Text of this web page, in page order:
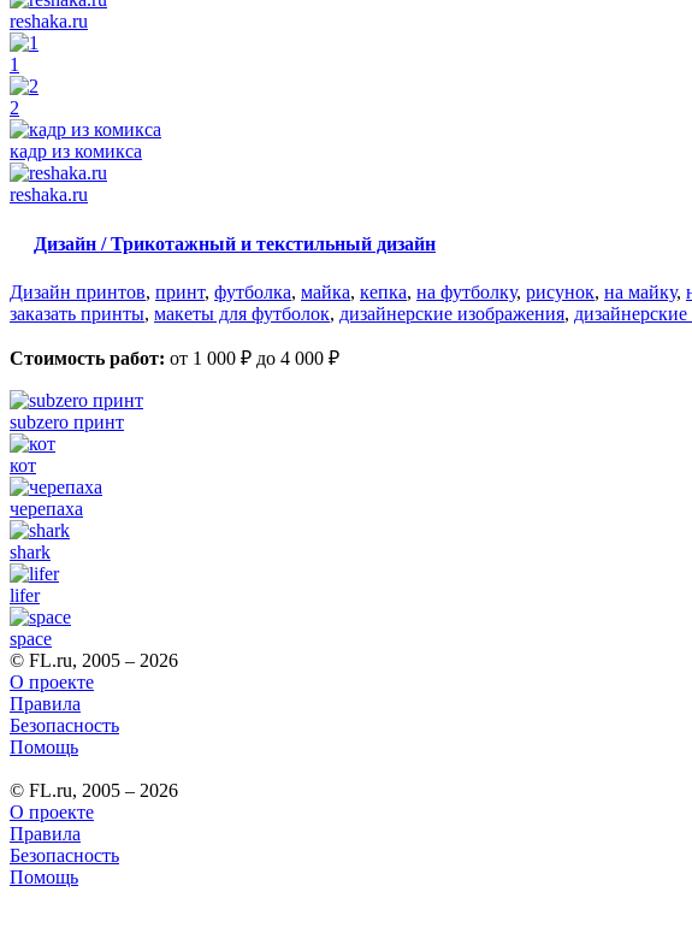
reshaka.ru
1
2
кадр из комикса
reshaka.ru
Дизайн / Трикотажный и текстильный дизайн
Дизайн принтов, принт, футболка, майка, кепка, на футболку, рисунок, на майку,
заказать принты, макеты для футболок, дизайнерские изображения,
Стоимость работ: от 1 000 ₽ до 4 000 ₽
subzero принт
кот
черепаха
shark
lifer
space
© FL.ru, 2005 – 2026
О проекте
Правила
Безопасность
Помощь
© FL.ru, 2005 – 2026
О проекте
Правила
Безопасность
Помощь